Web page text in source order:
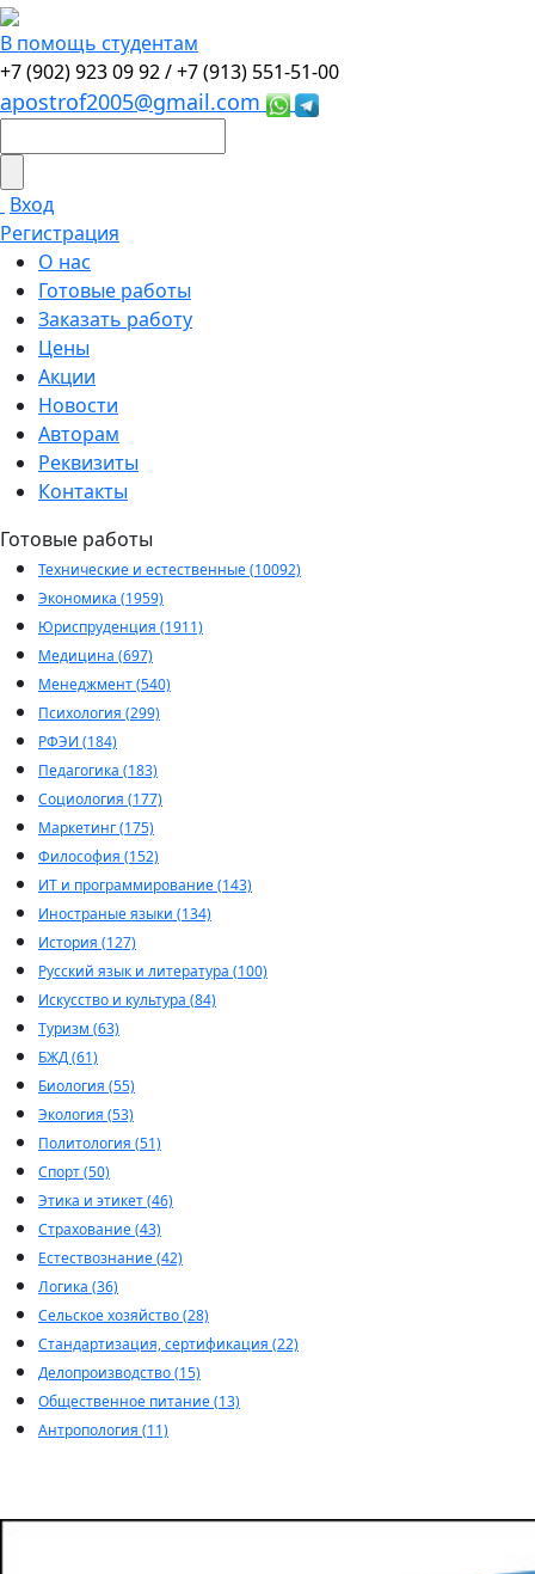
В помощь студентам
+7 (902) 923 09 92 /+7 (913) 551-51-00
apostrof2005@gmail.com
Вход
Регистрация
О нас
Готовые работы
Заказать работу
Цены
Акции
Новости
Авторам
Реквизиты
Контакты
Готовые работы
Технические и естественные (10092)
Экономика (1959)
Юриспруденция (1911)
Медицина (697)
Менеджмент (540)
Психология (299)
РФЭИ (184)
Педагогика (183)
Социология (177)
Маркетинг (175)
Философия (152)
ИТ и программирование (143)
Иностраные языки (134)
История (127)
Русский язык и литература (100)
Искусство и культура (84)
Туризм (63)
БЖД (61)
Биология (55)
Экология (53)
Политология (51)
Спорт (50)
Этика и этикет (46)
Страхование (43)
Естествознание (42)
Логика (36)
Сельское хозяйство (28)
Стандартизация, сертификация (22)
Делопроизводство (15)
Общественное питание (13)
Антропология (11)